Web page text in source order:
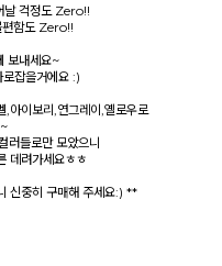
날 걱정도 Zero!!
편함도 Zero!!
보내세요~
잡을거에요 :)
,아이보리,연그레이,옐로우로
러들로만 모았으니
데려가세요ㅎㅎ
신중히 구매해 주세요:) **